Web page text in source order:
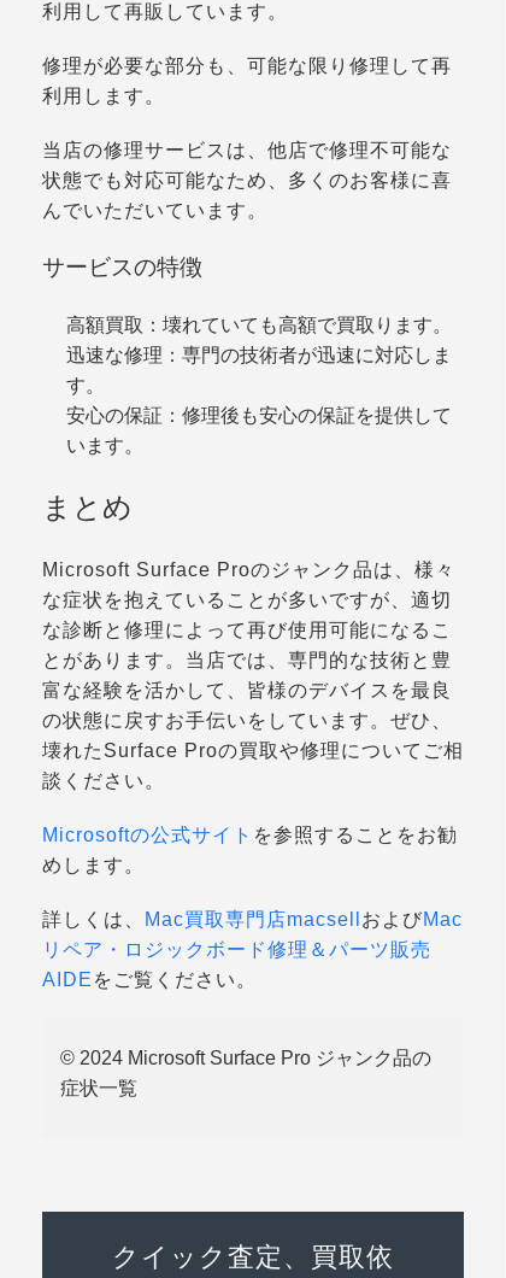
利用して再販しています。
修理が必要な部分も、可能な限り修理して再
利用します。
当店の修理サービスは、他店で修理不可能な
状態でも対応可能なため、多くのお客様に喜
んでいただいています。
サービスの特徴
高額買取：壊れていても高額で買取ります。
迅速な修理：専門の技術者が迅速に対応しま
す。
安心の保証：修理後も安心の保証を提供して
います。
まとめ
Microsoft Surface Proのジャンク品は、様々
な症状を抱えていることが多いですが、適切
な診断と修理によって再び使用可能になるこ
とがあります。当店では、専門的な技術と豊
富な経験を活かして、皆様のデバイスを最良
の状態に戻すお手伝いをしています。ぜひ、
壊れたSurface Proの買取や修理についてご相
談ください。
Microsoftの公式サイト を参照することをお勧
めします。
詳しくは、 Mac買取専門店macsell およびMac
リペア・ロジックボード修理＆パーツ販売
AIDE をご覧ください。
© 2024 Microsoft Surface Pro ジャンク品の
症状一覧
クイック査定、買取依